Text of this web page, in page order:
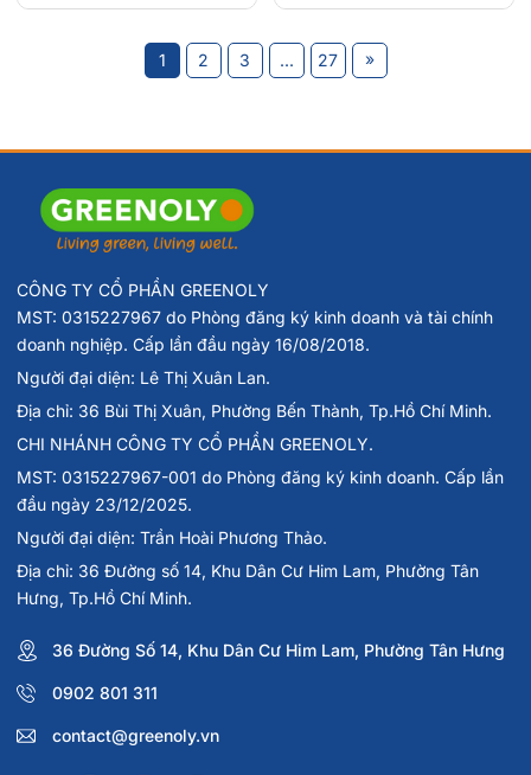
1 2 3 ... 27 »
CÔNG TY CỔ PHẦN GREENOLY
MST: 0315227967 do Phòng đăng ký kinh doanh và tài chính
doanh nghiệp. Cấp lần đầu ngày 16/08/2018.
Người đại diện: Lê Thị Xuân Lan.
Địa chỉ: 36 Bùi Thị Xuân, Phường Bến Thành, Tp.Hồ Chí Minh.
CHI NHÁNH CÔNG TY CỔ PHẦN GREENOLY.
MST: 0315227967-001 do Phòng đăng ký kinh doanh. Cấp lần
đầu ngày 23/12/2025.
Người đại diện: Trần Hoài Phương Thảo.
Địa chỉ: 36 Đường số 14, Khu Dân Cư Him Lam, Phường Tân
Hưng, Tp.Hồ Chí Minh.
36 Đường Số 14, Khu Dân Cư Him Lam, Phường Tân Hưng
0902 801 311
contact@greenoly.vn